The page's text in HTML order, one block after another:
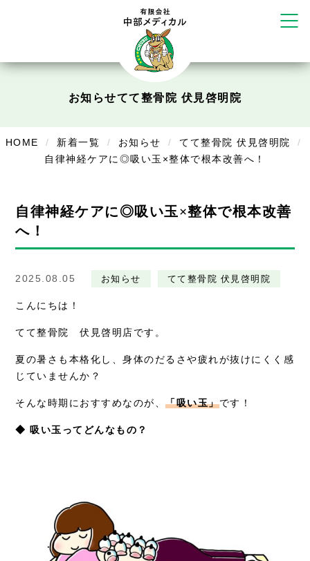
Cure
在宅訪問
美容鍼・コルギ
お知らせてて整骨院 伏見啓明院
HOME 新着一覧 お知らせ
てて整骨院 伏見啓明院
自律神経ケアに◎吸い玉×整体で根本改善へ！
自律神経ケアに◎吸い玉×整体で根本改善
へ！
2025.08.05 お知らせ てて整骨院 伏見啓明院
こんにちは！
てて整骨院 伏見啓明店です。
夏の暑さも本格化し、身体のだるさや疲れが抜けにくく感
じていませんか？
そんな時期におすすめなのが、「吸い玉」です！
◆ 吸い玉ってどんなもの？